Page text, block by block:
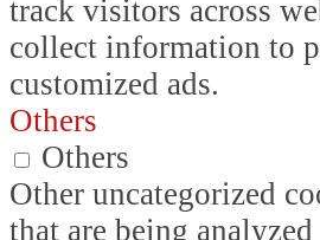
track visitors across
collect information to
customized ads.
Others
Others
Other uncategorized
that are being